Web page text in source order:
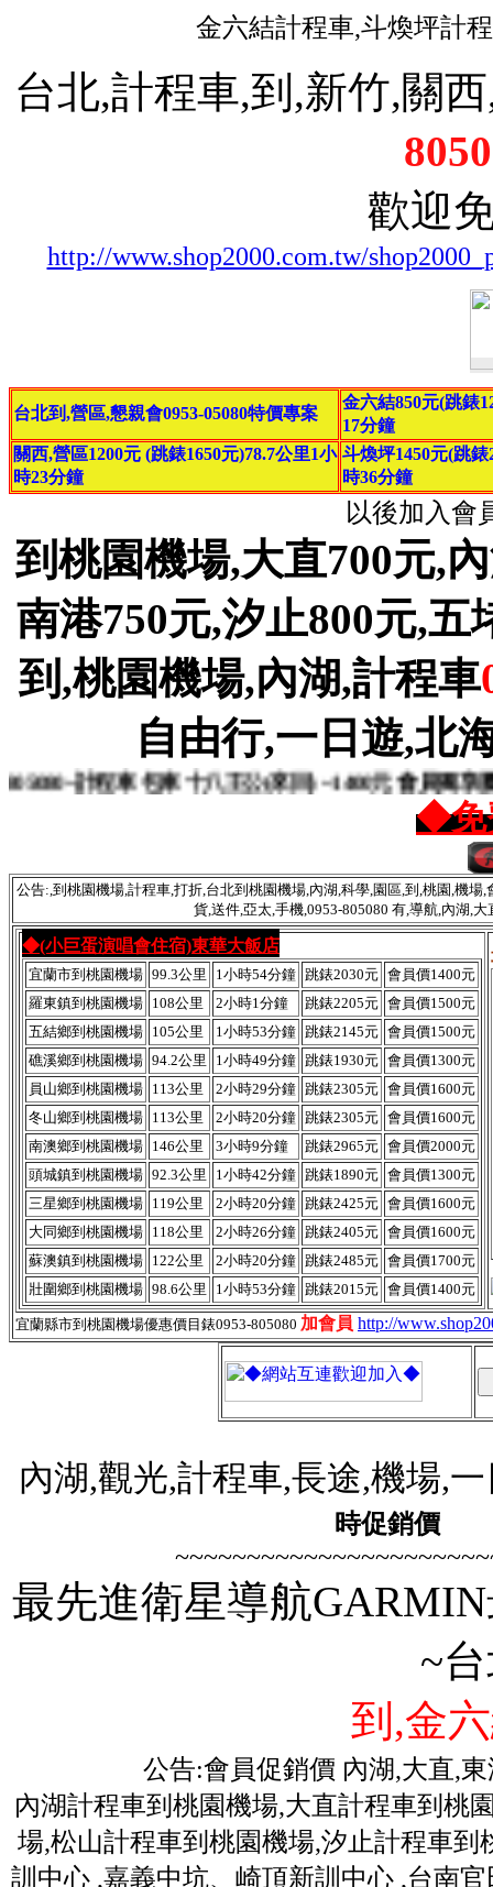
金六結計程車,斗煥坪計
台北,計程車,到,新竹,關
歡迎
http://www.shop2000.com.tw/
台北到,營區,懇親會0953-05080特價專案
金六結850元(跳錶
17分鐘
關西,營區1200元 (跳錶1650元)78.7公里1小
時23分鐘
斗煥坪1450元(跳錶
時36分鐘
以後加入會
到桃園機場,大直700元,
南港750元,汐止800元,五
到,桃園機場,內湖,計程車
自由行,一日遊,北
程車 包車 十八王公(來回) ~1400元 會員獨享優惠
◆免
公告:,到桃園機場,計程車,打折,台北到桃園機場,內湖,科學,園區,到,桃園,機場,
貨,送件,亞太,手機,0953-805080 有,導航,內湖,
◆(小巨蛋演唱會住宿)東華大飯店
宜蘭市到桃園機場 99.3公里 1小時54分鐘 跳錶2030元 會員價1400元
羅東鎮到桃園機場 108公里 2小時1分鐘 跳錶2205元 會員價1500元
五結鄉到桃園機場 105公里 1小時53分鐘 跳錶2145元 會員價1500元
礁溪鄉‎到桃園機場 94.2公里 1小時49分鐘 跳錶1930元 會員價1300元
員山鄉到桃園機場 113公里 2小時29分鐘 跳錶2305元 會員價1600元
冬山鄉到桃園機場 113公里 2小時20分鐘 跳錶2305元 會員價1600元
南澳鄉到桃園機場 146公里 3小時9分鐘 跳錶2965元 會員價2000元
頭城鎮到桃園機場 92.3公里 1小時42分鐘 跳錶1890元 會員價1300元
三星鄉到桃園機場 119公里 2小時20分鐘 跳錶2425元 會員價1600元
大同鄉‎到桃園機場 118公里 2小時26分鐘 跳錶2405元 會員價1600元
蘇澳鎮到桃園機場 122公里 2小時20分鐘 跳錶2485元 會員價1700元
壯圍鄉到桃園機場 98.6公里 1小時53分鐘 跳錶2015元 會員價1400元
宜蘭縣市到桃園機場優惠價目錶0953-805080 加會員 http://
內湖,觀光,計程車,長途,機場,
時促銷價
最先進衛星導航
~
到,金
公告:會員促銷價 內湖,大直,
內湖計程車到桃園機場,大直計程車到桃
場,松山計程車到桃園機場,汐止計程車
訓中心 ,嘉義中坑、崎頂新訓中心 ,台南